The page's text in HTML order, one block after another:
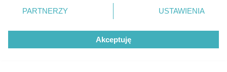
zmienić/wycofać klikając przycisk ustawień prywatności
znajdujący się w lewym dolnym rogu strony
rodzaje przetwarzania danych nie wymagają zgody
użytkownika, ale masz prawo sprzeciwić się takiemu
przetwarzaniu. Preferencje będą miały zastosowanie tylko
PARTNERZY USTAWIENIA
Akceptuję